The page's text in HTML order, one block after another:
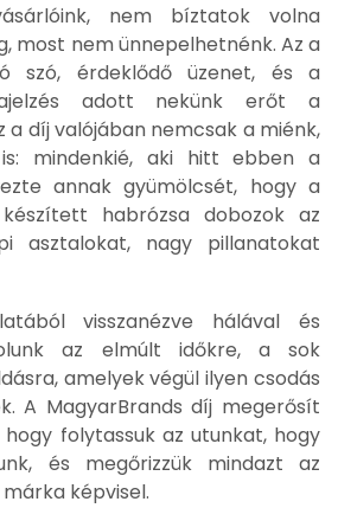
nem bíztatok volna
most nem ünnepelhetnénk. Az a
szó, érdeklődő üzenet, és a
adott nekünk erőt a
a díj valójában nemcsak a miénk,
mindenkié, aki hitt ebben a
annak gyümölcsét, hogy a
habrózsa dobozok az
asztalokat, nagy pillanatokat
visszanézve hálával és
az elmúlt időkre, a sok
amelyek végül ilyen csodás
A MagyarBrands díj megerősít
folytassuk az utunkat, hogy
és megőrizzük mindazt az
képvisel.